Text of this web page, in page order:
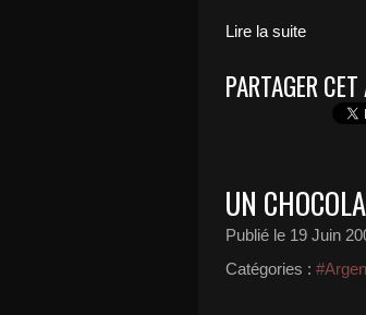
Lire la suite
PARTAGER
UN
Publié le 19 Juin
Catégories :